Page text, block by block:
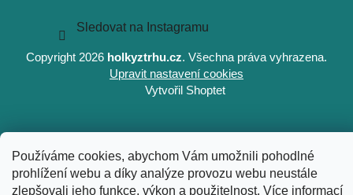
Používáme cookies, abychom Vám umožnili pohodlné
prohlížení webu a díky analýze provozu webu neustále
zlepšovali jeho funkce, výkon a použitelnost. Více informací
Sledovat na Instagramu
Vytvořil Shoptet
Copyright 2026 holkyztrhu.cz. Všechna práva vyhrazena.
Upravit nastavení cookies